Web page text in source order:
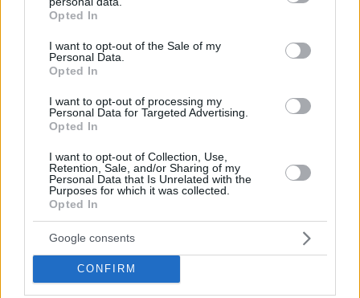
grant or deny consent to Google and its third-party tags to
use your data for below specified purposes in below Google
consent section.
Opted In
I want to opt-out of the Sale of my
Personal Data.
Opted In
I want to opt-out of processing my
Personal Data for Targeted Advertising.
Opted In
I want to opt-out of Collection, Use,
Retention, Sale, and/or Sharing of my
Personal Data that Is Unrelated with the
Purposes for which it was collected.
Opted In
Google consents
CONFIRM
Games
Cut The Rope Northern Heights
ΔΕΙΤΕ ΟΛΑ ΤΑ GAMES
Best of Network